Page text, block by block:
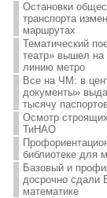
Остановки
транспорта
маршрутах
Тематический
театр» вышел
линию метро
Все на ЧМ: в
документы»
тысячу
Осмотр
ТиНАО
библиотеке для
Базовый и
досрочно сдали
математике